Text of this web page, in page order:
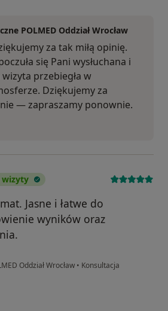
POLMED Oddział Wrocław
za tak miłą opinię.
się Pani wysłuchana i
przebiegła w
Dziękujemy za
— zapraszamy ponownie.
wizyty
Jasne i łatwe do
wyników oraz
Oddział Wrocław • Konsultacja